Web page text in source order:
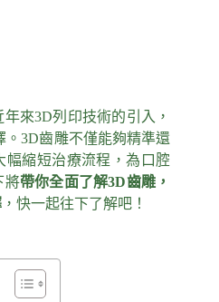
來3D列印技術的引入，
3D齒雕不僅能夠精準還
幅縮短治療流程，為口腔
將帶你全面了解3D齒雕，
，快一起往下了解吧！